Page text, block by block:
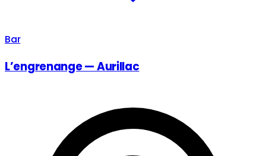
Bar
L’engrenange — Aurillac